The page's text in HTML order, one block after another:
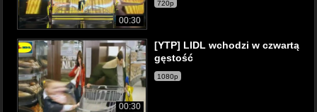
00:30
720p
00:30
[YTP] LIDL wchodzi w czwartą
gęstość
1080p